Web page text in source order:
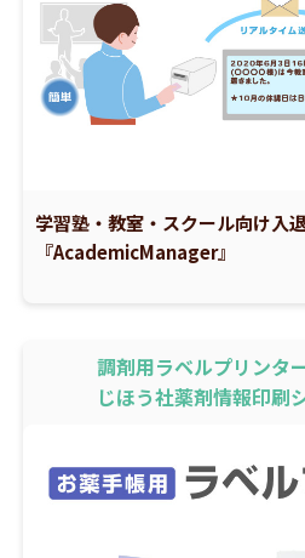
学習塾・教室・スクール向け入
『AcademicManager』
調剤用ラベルプリンタ
じほう社薬剤情報印刷